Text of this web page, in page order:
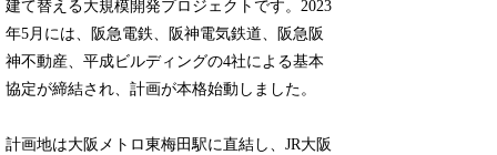
建て替える大規模開発プロジェクトです。2023
年5月には、阪急電鉄、阪神電気鉄道、阪急阪
神不動産、平成ビルディングの4社による基本
協定が締結され、計画が本格始動しました。
計画地は大阪メトロ東梅田駅に直結し、JR大阪